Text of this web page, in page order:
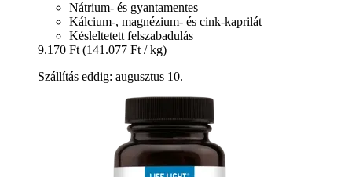
Nátrium- és gyantamentes
Kálcium-, magnézium- és cink-kaprilát
Késleltetett felszabadulás
9.170 Ft (141.077 Ft / kg)
Szállítás eddig: augusztus 10.